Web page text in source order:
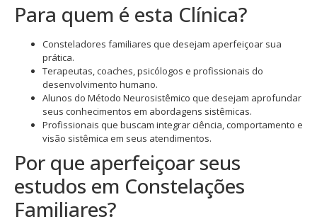
Para quem é esta Clínica?
Consteladores familiares que desejam aperfeiçoar sua
prática.
Terapeutas, coaches, psicólogos e profissionais do
desenvolvimento humano.
Alunos do Método Neurosistêmico que desejam aprofundar
seus conhecimentos em abordagens sistêmicas.
Profissionais que buscam integrar ciência, comportamento e
visão sistêmica em seus atendimentos.
Por que aperfeiçoar seus
estudos em Constelações
Familiares?